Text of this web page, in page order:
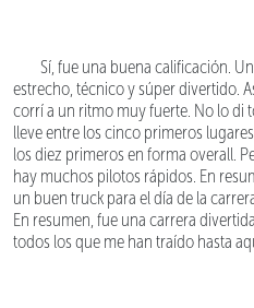
Sí, fue una buena calificación.
estrecho, técnico y súper divertido.
corrí a un ritmo muy fuerte. No lo di
lleve entre los cinco primeros
los diez primeros en forma overall.
hay muchos pilotos rápidos. En
un buen truck para el día de la
En resumen, fue una carrera
todos los que me han traído hasta